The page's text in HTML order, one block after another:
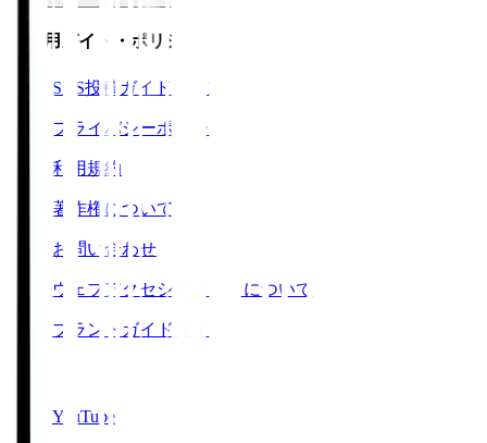
ご利用ガイド・ポリシー
SNS投稿ガイドライン
プライバシーポリシー
利用規約
著作権について
お問い合わせ
ウェブアクセシビリティについて
ブランドガイドライン
YouTube